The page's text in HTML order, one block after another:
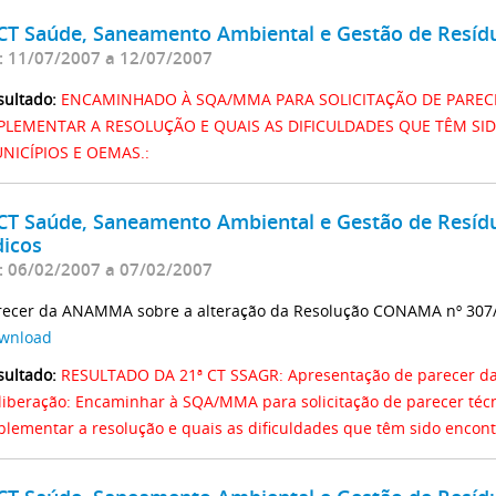
Saúde, Saneamento Ambiental e Gestão de
11/07/2007 a 12/07/2007
ENCAMINHADO À SQA/MMA PARA SOLICITAÇÃO DE
A RESOLUÇÃO E QUAIS AS DIFICULDADES QUE TÊM
E OEMAS.:
Saúde, Saneamento Ambiental e Gestão de
06/02/2007 a 07/02/2007
da ANAMMA sobre a alteração da Resolução CONAMA nº
RESULTADO DA 21ª CT SSAGR: Apresentação de parecer
Encaminhar à SQA/MMA para solicitação de parecer
a resolução e quais as dificuldades que têm sido